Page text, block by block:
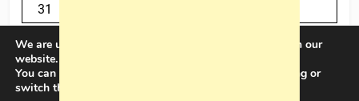
31
We are using cookies to give you the best experience on our
website.
You can find out more about which cookies we are using or
switch them off in